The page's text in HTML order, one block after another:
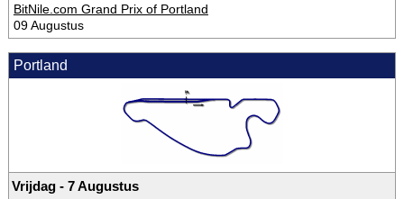
BitNile.com Grand Prix of Portland
09 Augustus
Portland
Vrijdag - 7 Augustus